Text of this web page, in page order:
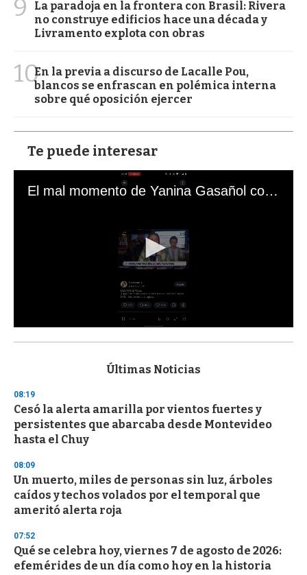
9
La paradoja en la frontera con Brasil: Rivera
no construye edificios hace una década y
Livramento explota con obras
10En la previa a discurso de Lacalle Pou,
blancos se enfrascan en polémica interna
sobre qué oposición ejercer
Te puede interesar
El mal momento de Yanina Gasañol con un hincha argentino en "Subrayado"
s
d
s
o
f
3
s
e
c
o
n
Últimas Noticias
08:19
Cesó la alerta amarilla por vientos fuertes y
persistentes que abarcaba desde Montevideo
hasta el Chuy
08:09
Un muerto, miles de personas sin luz, árboles
caídos y techos volados por el temporal que
ameritó alerta roja
07:52
Qué se celebra hoy, viernes 7 de agosto de 2026:
efemérides de un día como hoy en la historia